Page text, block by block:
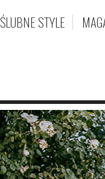
ŚLUBNE STYLE